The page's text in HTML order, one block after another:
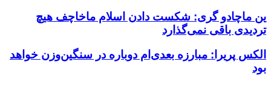
ین ماچادو گری: شکست دادن اسلام ماخاچف هیچ
تردیدی باقی نمی‌گذارد
الکس پریرا: مبارزه بعدی‌ام دوباره در سنگین‌وزن خواهد
بود